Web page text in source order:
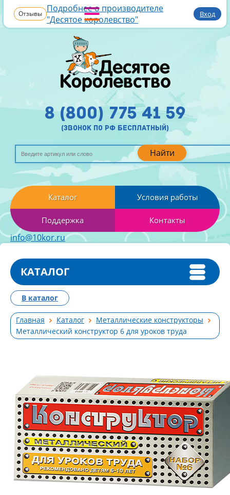
Отзывы Подробнее о производителе
"Десятое королевство"
Вход
Найти
8 (800) 775 41 59
(звонок по рф бесплатный)
Каталог Условия работы
Поддержка Контакты
info@10kor.ru
КАТАЛОГ
Главная Каталог
Металлические конструкторы
Металлический конструктор 6 для уроков труда
В каталог